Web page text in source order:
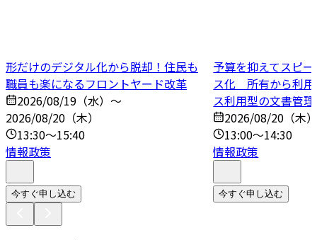
形だけのデジタル化から脱却！住民も
職員も楽になるフロントヤード改革
2026/08/19（水）～
2026/08/20（木）
13:30～15:40
情報政策
今すぐ申し込む
予算を抑えてスピ
ス化 所有から利用
ス利用型の文書管
2026/08/20（木
13:00～14:30
情報政策
今すぐ申し込む